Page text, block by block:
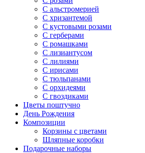
С альстромерией
С хризантемой
С кустовыми розами
С герберами
С ромашками
С лизиантусом
С лилиями
С ирисами
С тюльпанами
С орхидеями
С гвоздиками
Цветы поштучно
День Рождения
Композиции
Корзины с цветами
Шляпные коробки
Подарочные наборы